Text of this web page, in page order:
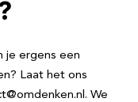
je ergens een
Laat het ons
We